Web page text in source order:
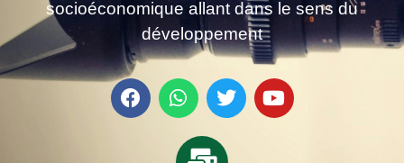
socioéconomique allant dans le sens du
développement